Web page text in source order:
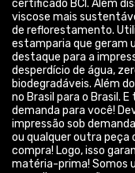
certificado BCI. Além
viscose mais
de reflorestamento.
estamparia que geram
destaque para a
desperdício de água,
biodegradáveis. Além
no Brasil para o Brasil.
demanda para você!
impressão sob
ou qualquer outra peça
compra! Logo, isso
matéria-prima! Somos